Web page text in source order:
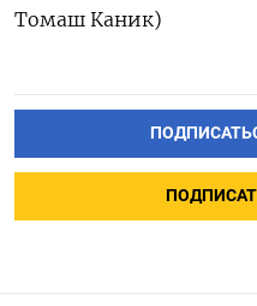
‌Томаш Каник)